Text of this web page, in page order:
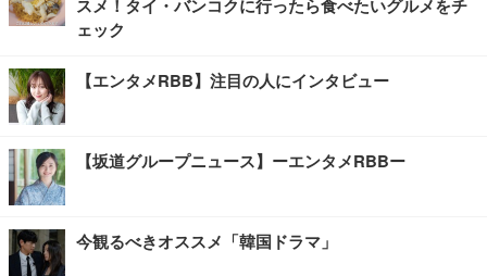
スメ！タイ・バンコクに行ったら食べたいグルメをチ
ェック
【エンタメRBB】注目の人にインタビュー
【坂道グループニュース】ーエンタメRBBー
今観るべきオススメ「韓国ドラマ」